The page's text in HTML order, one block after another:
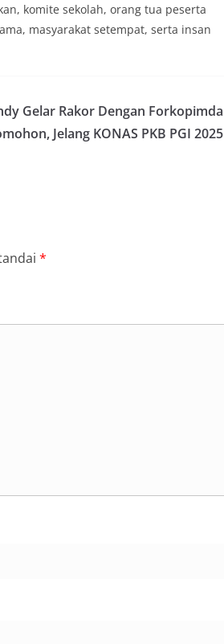
komite sekolah, orang tua peserta
masyarakat setempat, serta insan
Gelar Rakor Dengan Forkopimda
Jelang KONAS PKB PGI 2025
*